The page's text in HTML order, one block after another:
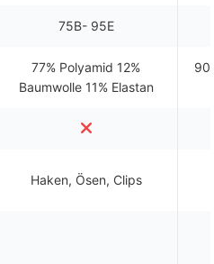
75B- 95E
77% Polyamid 12%
Baumwolle 11% Elastan
Haken, Ösen, Clips